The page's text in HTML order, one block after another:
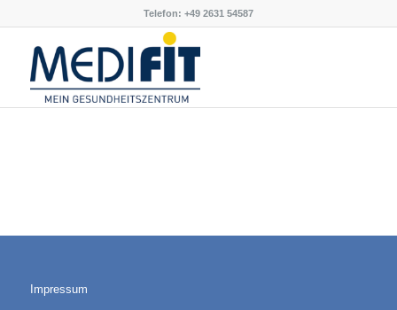
Telefon: +49 2631 54587
Impressum